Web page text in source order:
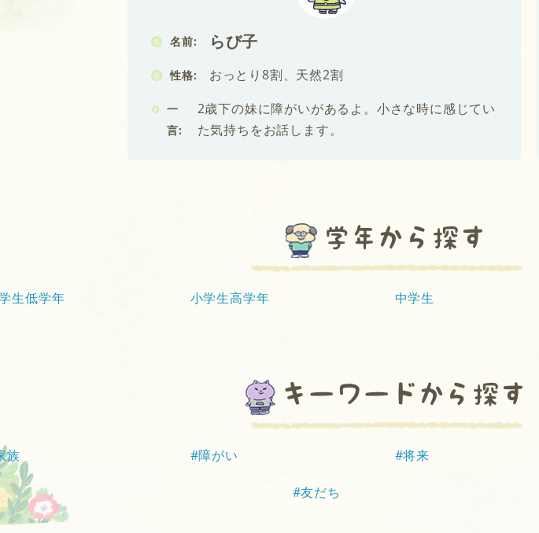
名前: らび子
性格: おっとり8割、天然2割
一
言:
2歳下の妹に障がいがあるよ。小さな時に感じてい
た気持ちをお話します。
学年から探す
生低学年 小学生高学年 中学生
キーワードから探す
族 #障がい #将来
#友だち